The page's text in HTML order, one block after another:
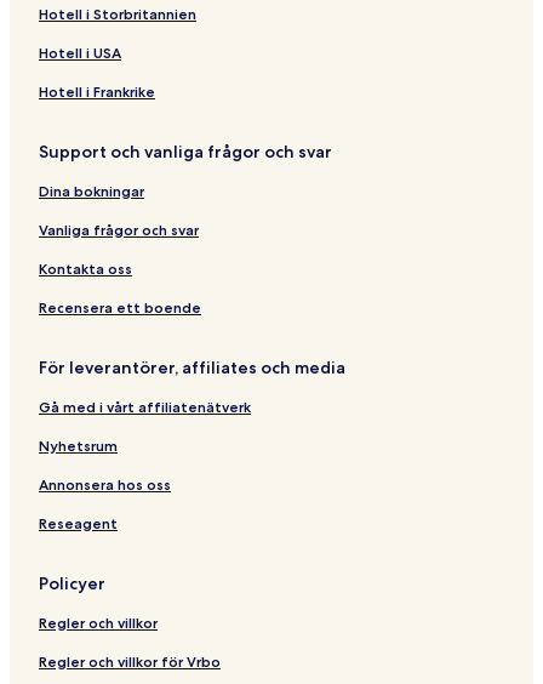
d
i
v
e
n
I
s
l
d
e
s
o
r
a
n
d
R
o
t
&
S
p
t
e
l
M
a
l
d
e
Hotell i Storbritannien
Hotell i USA
Hotell i Frankrike
Support och vanliga frågor och svar
Dina bokningar
Vanliga frågor och svar
Kontakta oss
Recensera ett boende
För leverantörer, affiliates och media
Gå med i vårt affiliatenätverk
Nyhetsrum
Annonsera hos oss
Reseagent
Policyer
Regler och villkor
Regler och villkor för Vrbo